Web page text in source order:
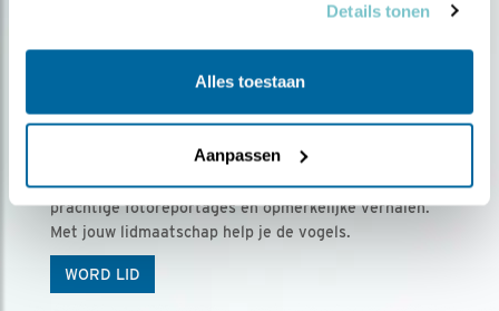
Details tonen
Alles toestaan
Aanpassen
Ontvang 5 x Vogels voor € 36,00 per jaar
Vogels is het tijdschrift voor onze leden, met
prachtige fotoreportages en opmerkelijke verhalen.
Met jouw lidmaatschap help je de vogels.
WORD LID